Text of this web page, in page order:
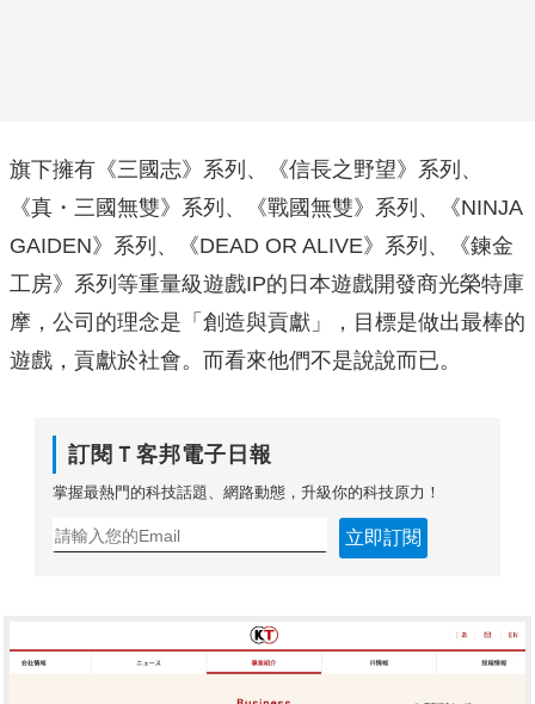
旗下擁有《三國志》系列、《信長之野望》系列、
《真・三國無雙》系列、《戰國無雙》系列、《NINJA
GAIDEN》系列、《DEAD OR ALIVE》系列、《鍊金
工房》系列等重量級遊戲IP的日本遊戲開發商光榮特庫
摩，公司的理念是「創造與貢獻」，目標是做出最棒的
遊戲，貢獻於社會。而看來他們不是說說而已。
訂閱Ｔ客邦電子日報
掌握最熱門的科技話題、網路動態，升級你的科技原力！
立即訂閱